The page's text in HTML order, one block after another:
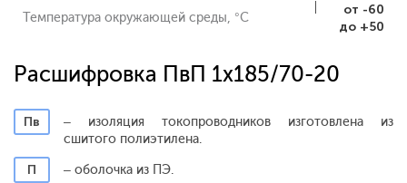
Температура окружающей среды, °С
от -60
до +50
Расшифровка ПвП 1x185/70-20
Пв
– изоляция токопроводников изготовлена из
сшитого полиэтилена.
П
– оболочка из ПЭ.